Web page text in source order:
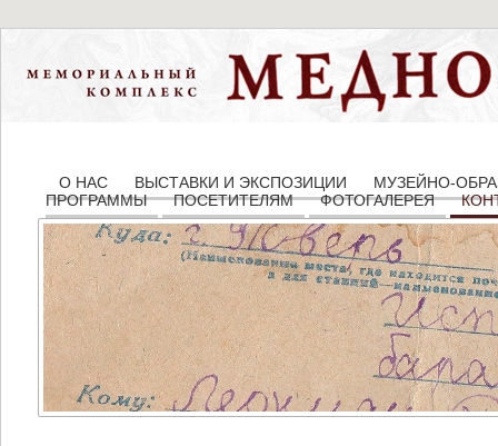
О НАС ВЫСТАВКИ И ЭКСПОЗИЦИИ
МУЗЕЙНО-
ПРОГРАММЫ
ПОСЕТИТЕЛЯМ ФОТОГАЛЕРЕЯ